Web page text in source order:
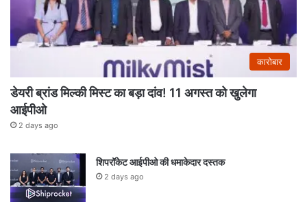
कारोबार
डेयरी ब्रांड मिल्की मिस्ट का बड़ा दांव! 11 अगस्त को खुलेगा
आईपीओ
2 days ago
शिपरॉकेट आईपीओ की धमाकेदार दस्तक
2 days ago